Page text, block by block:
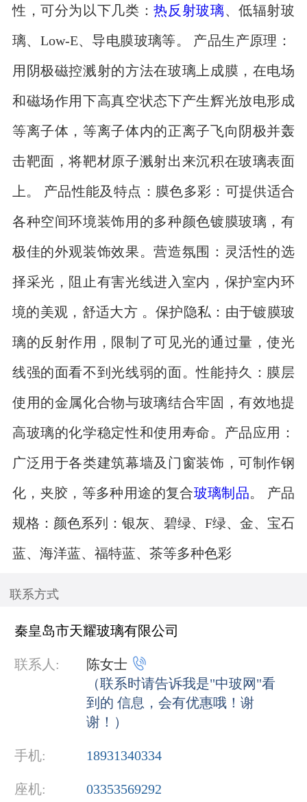
性，可分为以下几类：热反射玻璃 、低辐射玻
璃、Low-E、导电膜玻璃等。 产品生产原理：
用阴极磁控溅射的方法在玻璃上成膜，在电场
和磁场作用下高真空状态下产生辉光放电形成
等离子体，等离子体内的正离子飞向阴极并轰
击靶面，将靶材原子溅射出来沉积在玻璃表面
上。 产品性能及特点：膜色多彩：可提供适合
各种空间环境装饰用的多种颜色镀膜玻璃，有
极佳的外观装饰效果。营造氛围：灵活性的选
择采光，阻止有害光线进入室内，保护室内环
境的美观，舒适大方 。保护隐私：由于镀膜玻
璃的反射作用，限制了可见光的通过量，使光
线强的面看不到光线弱的面。性能持久：膜层
使用的金属化合物与玻璃结合牢固，有效地提
高玻璃的化学稳定性和使用寿命。产品应用：
广泛用于各类建筑幕墙及门窗装饰，可制作钢
化，夹胶，等多种用途的复合玻璃制品 。 产品
规格：颜色系列：银灰、碧绿、F绿、金、宝石
蓝、海洋蓝、福特蓝、茶等多种色彩
联系方式
秦皇岛市天耀玻璃有限公司
联系人: 陈女士 
（联系时请告诉我是"中玻网"看
到的 信息，会有优惠哦！谢
谢！）
手机: 18931340334
座机: 03353569292